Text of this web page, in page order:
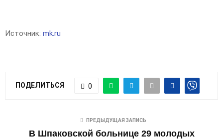
Источник: mk.ru
ПОДЕЛИТЬСЯ 0
ПРЕДЫДУЩАЯ ЗАПИСЬ
В Шпаковской больнице 29 молодых